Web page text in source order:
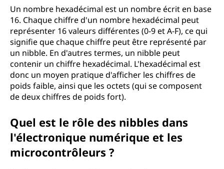
Un nombre hexadécimal est un nombre écrit en base
16. Chaque chiffre d'un nombre hexadécimal peut
représenter 16 valeurs différentes (0-9 et A-F), ce qui
signifie que chaque chiffre peut être représenté par
un nibble. En d'autres termes, un nibble peut
contenir un chiffre hexadécimal. L'hexadécimal est
donc un moyen pratique d'afficher les chiffres de
poids faible, ainsi que les octets (qui se composent
de deux chiffres de poids fort).
Quel est le rôle des nibbles dans
l'électronique numérique et les
microcontrôleurs ?